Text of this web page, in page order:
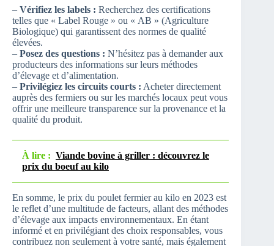
– Vérifiez les labels : Recherchez des certifications
telles que « Label Rouge » ou « AB » (Agriculture
Biologique) qui garantissent des normes de qualité
élevées.
– Posez des questions : N’hésitez pas à demander aux
producteurs des informations sur leurs méthodes
d’élevage et d’alimentation.
– Privilégiez les circuits courts : Acheter directement
auprès des fermiers ou sur les marchés locaux peut vous
offrir une meilleure transparence sur la provenance et la
qualité du produit.
À lire : Viande bovine à griller : découvrez le
prix du boeuf au kilo
En somme, le prix du poulet fermier au kilo en 2023 est
le reflet d’une multitude de facteurs, allant des méthodes
d’élevage aux impacts environnementaux. En étant
informé et en privilégiant des choix responsables, vous
contribuez non seulement à votre santé, mais également